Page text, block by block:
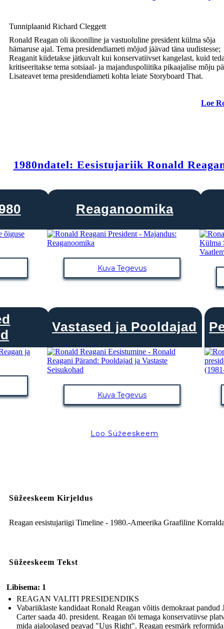
Legend
Tunniplaanid Richard Cleggett
Ronald Reagan oli ikooniline ja vastuoluline president külma sõja
hämaruse ajal. Tema presidendiameti mõjud jäävad täna uudistesse;
Reaganit kiidetakse jätkuvalt kui konservatiivset kangelast, kuid
kritiseeritakse tema sotsiaal- ja majanduspoliitika pikaajalise mõju
Lisateavet tema presidendiameti kohta leiate Storyboard That.
Loe
1980ndatel: Eesistujariik Ronald
Reaganoomika
Kuva Tegevus
Vastased ja Pooldajad
Kuva Tegevus
Loo Süžeeskeem
Süžeeskeem Kirjeldus
Reagan eesistujariigi Timeline - 1980.-Ameerika Graafiline
Süžeeskeem Tekst
Libisema: 1
REAGAN VALITI PRESIDENDIKS
Vabariiklaste kandidaat Ronald Reagan võitis demokraat pandud
Carter saada 40. president. Reagan tõi temaga konservatiivse
mida ajaloolased peavad "Uus Right". Reagan eesmärk